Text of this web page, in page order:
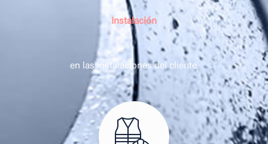
Instalación
en las instalaciones del cliente.